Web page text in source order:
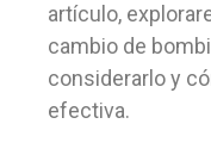
artículo,
cambio de
considerarlo y
efectiva.